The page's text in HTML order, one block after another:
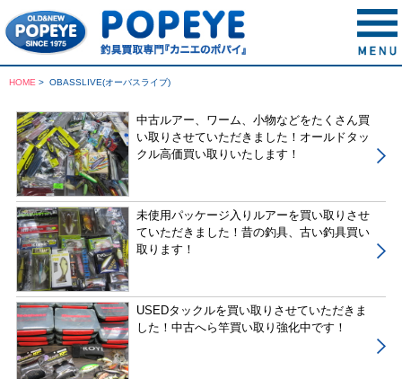
HOME > OBASSLIVE(オーバスライブ)
中古ルアー、ワーム、小物などをたくさん買
い取りさせていただきました！オールドタッ
クル高価買い取りいたします！
未使用パッケージ入りルアーを買い取りさせ
ていただきました！昔の釣具、古い釣具買い
取ります！
USEDタックルを買い取りさせていただきま
した！中古へら竿買い取り強化中です！